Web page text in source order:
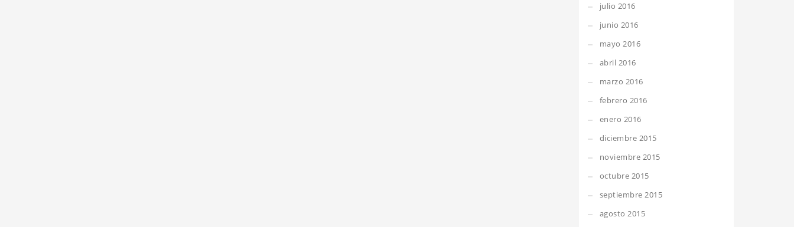
julio 2016
junio 2016
mayo 2016
abril 2016
marzo 2016
febrero 2016
enero 2016
diciembre 2015
noviembre 2015
octubre 2015
septiembre 2015
agosto 2015